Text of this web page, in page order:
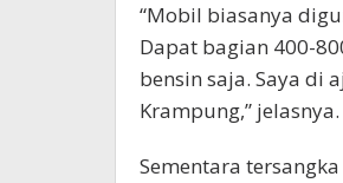
“Mobil biasanya
Dapat bagian 400-
bensin saja. Saya di
Krampung,” jelasnya.
Sementara